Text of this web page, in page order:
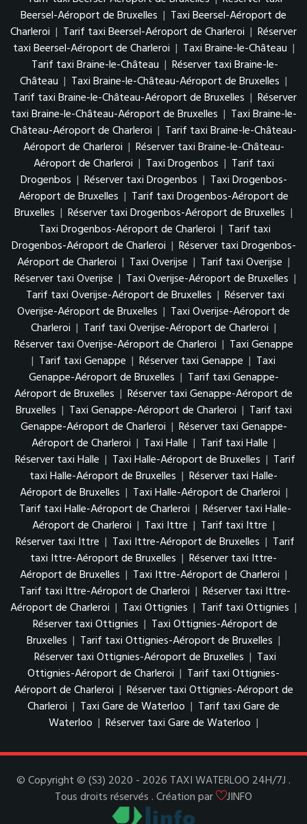
Beersel-Aéroport de Bruxelles | Taxi Beersel-Aéroport de
Charleroi | Tarif taxi Beersel-Aéroport de Charleroi | Réserver
taxi Beersel-Aéroport de Charleroi | Taxi Braine-le-Château |
Tarif taxi Braine-le-Château | Réserver taxi Braine-le-
Château | Taxi Braine-le-Château-Aéroport de Bruxelles |
Tarif taxi Braine-le-Château-Aéroport de Bruxelles | Réserver
taxi Braine-le-Château-Aéroport de Bruxelles | Taxi Braine-le-
Château-Aéroport de Charleroi | Tarif taxi Braine-le-Château-
Aéroport de Charleroi | Réserver taxi Braine-le-Château-
Aéroport de Charleroi | Taxi Drogenbos | Tarif taxi
Drogenbos | Réserver taxi Drogenbos | Taxi Drogenbos-
Aéroport de Bruxelles | Tarif taxi Drogenbos-Aéroport de
Bruxelles | Réserver taxi Drogenbos-Aéroport de Bruxelles |
Taxi Drogenbos-Aéroport de Charleroi | Tarif taxi
Drogenbos-Aéroport de Charleroi | Réserver taxi Drogenbos-
Aéroport de Charleroi | Taxi Overijse | Tarif taxi Overijse |
Réserver taxi Overijse | Taxi Overijse-Aéroport de Bruxelles |
Tarif taxi Overijse-Aéroport de Bruxelles | Réserver taxi
Overijse-Aéroport de Bruxelles | Taxi Overijse-Aéroport de
Charleroi | Tarif taxi Overijse-Aéroport de Charleroi |
Réserver taxi Overijse-Aéroport de Charleroi | Taxi Genappe
| Tarif taxi Genappe | Réserver taxi Genappe | Taxi
Genappe-Aéroport de Bruxelles | Tarif taxi Genappe-
Aéroport de Bruxelles | Réserver taxi Genappe-Aéroport de
Bruxelles | Taxi Genappe-Aéroport de Charleroi | Tarif taxi
Genappe-Aéroport de Charleroi | Réserver taxi Genappe-
Aéroport de Charleroi | Taxi Halle | Tarif taxi Halle |
Réserver taxi Halle | Taxi Halle-Aéroport de Bruxelles | Tarif
taxi Halle-Aéroport de Bruxelles | Réserver taxi Halle-
Aéroport de Bruxelles | Taxi Halle-Aéroport de Charleroi |
Tarif taxi Halle-Aéroport de Charleroi | Réserver taxi Halle-
Aéroport de Charleroi | Taxi Ittre | Tarif taxi Ittre |
Réserver taxi Ittre | Taxi Ittre-Aéroport de Bruxelles | Tarif
taxi Ittre-Aéroport de Bruxelles | Réserver taxi Ittre-
Aéroport de Bruxelles | Taxi Ittre-Aéroport de Charleroi |
Tarif taxi Ittre-Aéroport de Charleroi | Réserver taxi Ittre-
Aéroport de Charleroi | Taxi Ottignies | Tarif taxi Ottignies |
Réserver taxi Ottignies | Taxi Ottignies-Aéroport de
Bruxelles | Tarif taxi Ottignies-Aéroport de Bruxelles |
Réserver taxi Ottignies-Aéroport de Bruxelles | Taxi
Ottignies-Aéroport de Charleroi | Tarif taxi Ottignies-
Aéroport de Charleroi | Réserver taxi Ottignies-Aéroport de
Charleroi | Taxi Gare de Waterloo | Tarif taxi Gare de
Waterloo | Réserver taxi Gare de Waterloo |
© Copyright © (S3) 2020 - 2026 TAXI WATERLOO 24H/7J .
Tous droits réservés . Création par
JINFO